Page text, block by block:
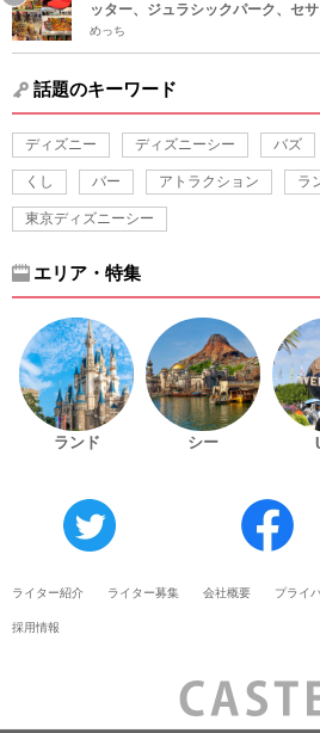
ッター、ジュラシックパーク、セ
めっち
話題のキーワード
ディズニー ディズニーシー バズ
くし バー アトラクション ラ
東京ディズニーシー
エリア・特集
ランド シー
ライター紹介 ライター募集 会社概要 プライ
採用情報